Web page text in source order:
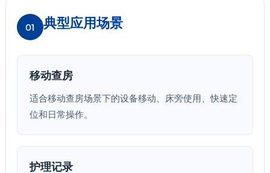
01 典型应用场景
移动查房
适合移动查房场景下的设备移动、床旁使用、快速定
位和日常操作。
护理记录